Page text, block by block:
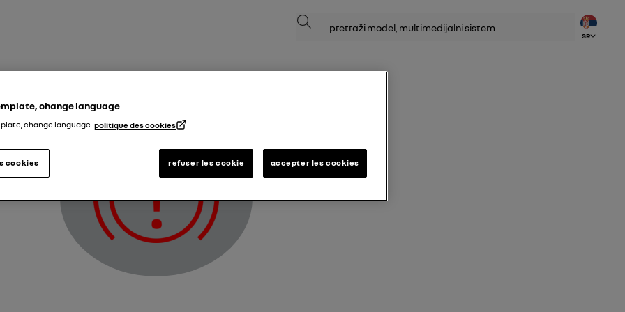
Претрага
SR
Felindikering för bromskretsen
change language
change language politique des cookies
refuser les cookie accepter les cookies
cookies